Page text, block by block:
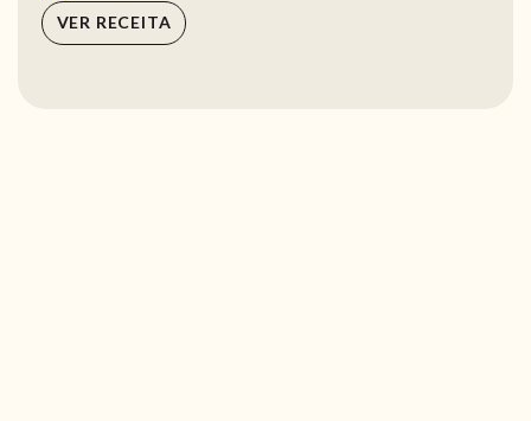
VER RECEITA